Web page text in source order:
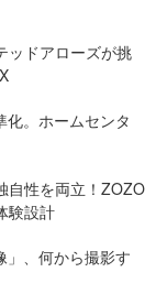
ッドアローズが挑
。ホームセンタ
自性を両立！ZOZO
験設計
」、何から撮影す